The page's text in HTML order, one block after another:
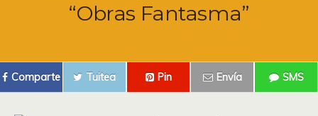
“obras Fantasma”
Comparte Tuitea Pin Envía SMS